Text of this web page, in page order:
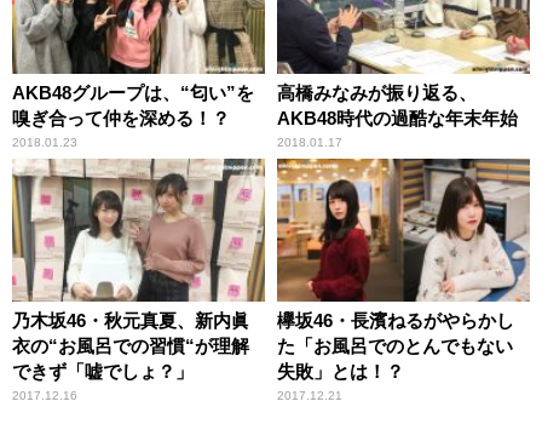
AKB48グループは、“匂い”を
嗅ぎ合って仲を深める！？
2018.01.23
高橋みなみが振り返る、
AKB48時代の過酷な年末年始
2018.01.17
乃木坂46・秋元真夏、新内眞
衣の“お風呂での習慣“が理解
できず「嘘でしょ？」
2017.12.16
欅坂46・長濱ねるがやらかし
た「お風呂でのとんでもない
失敗」とは！？
2017.12.21